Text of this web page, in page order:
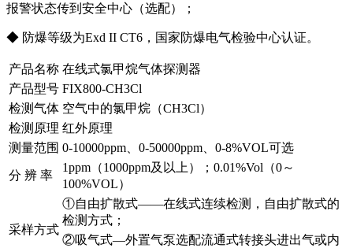
报警状态传到安全中心（选配）；
◆ 防爆等级为Exd II CT6，国家防爆电气检验中心认证。
产品名称 在线式氯甲烷气体探测器
产品型号 FIX800-CH3Cl
检测气体 空气中的氯甲烷（CH3Cl）
检测原理 红外原理
测量范围 0-10000ppm、0-50000ppm、0-8%VOL可选
分 辨 率
1ppm（1000ppm及以上）；0.01%Vol（0～
100%VOL）
采样方式
①自由扩散式——在线式连续检测，自由扩散式的
检测方式；
②吸气式—外置气泵选配流通式转接头进出气或内